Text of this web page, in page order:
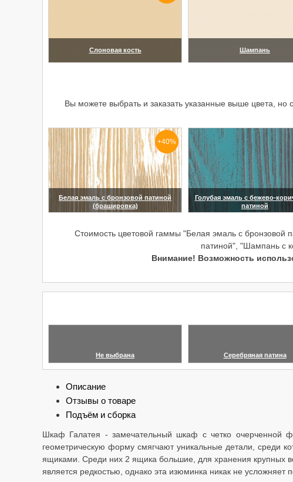
Слоновая кость Шампань
Вы можете выбрать и заказать указанные выше цвета,
Белая эмаль с бронзовой патиной
(брашировка)
+40%
Голубая эмаль с бежево-
патиной
Стоимость цветовой гаммы "Белая эмаль с бронзовой
патиной", "Шампань с
Внимание! Возможность
Не выбрана Серебряная патина
Описание
Отзывы о товаре
Подъём и сборка
Шкаф Галатея - замечательный шкаф с четко очерченной
геометрическую форму смягчают уникальные детали, среди
ящиками. Среди них 2 ящика большие, для хранения крупных
является редкостью, однако эта изюминка никак не усложняет